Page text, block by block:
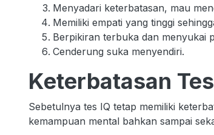
Menyadari keterbatasan, mau
Memiliki empati yang tinggi
Berpikiran terbuka dan menyukai
Cenderung suka menyendiri.
Keterbatasan
Sebetulnya tes IQ tetap memiliki
kemampuan mental bahkan sampai